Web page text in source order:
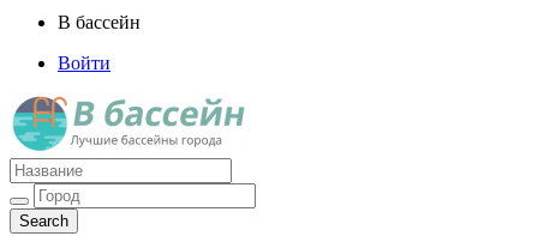
В бассейн
Войти
Лучшие бассейны города